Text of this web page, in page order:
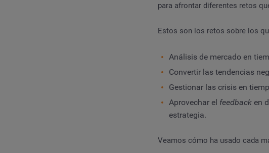
para afrontar diferentes retos
Estos son los retos sobre los
Análisis de mercado en
Convertir las tendencias
Gestionar las crisis en
Aprovechar el feedback en
estrategia.
Veamos cómo ha usado cada